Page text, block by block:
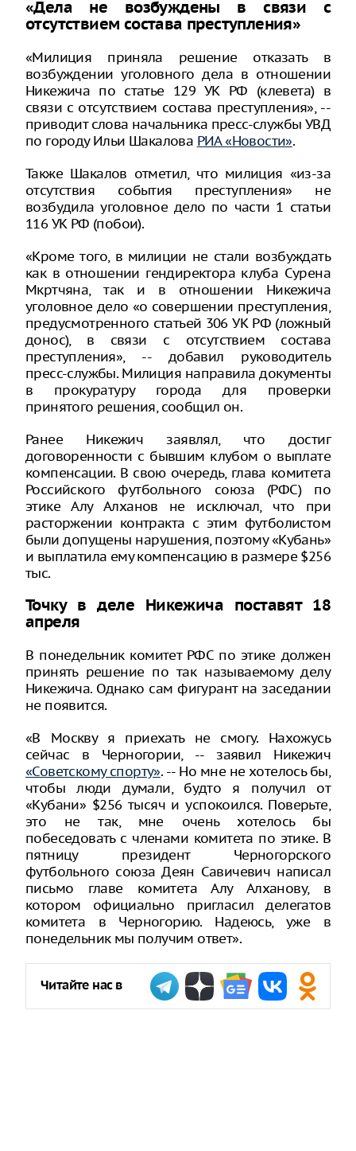
«Дела не возбуждены в связи с
отсутствием состава преступления»
«Милиция приняла решение отказать в
возбуждении уголовного дела в отношении
Никежича по статье 129 УК РФ (клевета) в
связи с отсутствием состава преступления», --
приводит слова начальника пресс-службы УВД
по городу Ильи Шакалова РИА «Новости».
Также Шакалов отметил, что милиция «из-за
отсутствия события преступления» не
возбудила уголовное дело по части 1 статьи
116 УК РФ (побои).
«Кроме того, в милиции не стали возбуждать
как в отношении гендиректора клуба Сурена
Мкртчяна, так и в отношении Никежича
уголовное дело «о совершении преступления,
предусмотренного статьей 306 УК РФ (ложный
донос), в связи с отсутствием состава
преступления», -- добавил руководитель
пресс-службы. Милиция направила документы
в прокуратуру города для проверки
принятого решения, сообщил он.
Ранее Никежич заявлял, что достиг
договоренности с бывшим клубом о выплате
компенсации. В свою очередь, глава комитета
Российского футбольного союза (РФС) по
этике Алу Алханов не исключал, что при
расторжении контракта с этим футболистом
были допущены нарушения, поэтому «Кубань»
и выплатила ему компенсацию в размере $256
тыс.
Точку в деле Никежича поставят 18
апреля
В понедельник комитет РФС по этике должен
принять решение по так называемому делу
Никежича. Однако сам фигурант на заседании
не появится.
«В Москву я приехать не смогу. Нахожусь
сейчас в Черногории, -- заявил Никежич
«Советскому спорту». -- Но мне не хотелось бы,
чтобы люди думали, будто я получил от
«Кубани» $256 тысяч и успокоился. Поверьте,
это не так, мне очень хотелось бы
побеседовать с членами комитета по этике. В
пятницу президент Черногорского
футбольного союза Деян Савичевич написал
письмо главе комитета Алу Алханову, в
котором официально пригласил делегатов
комитета в Черногорию. Надеюсь, уже в
понедельник мы получим ответ».
Читайте нас в